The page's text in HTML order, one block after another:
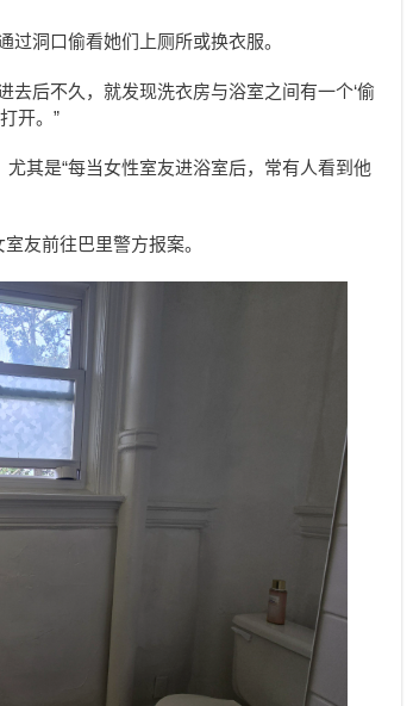
洞口偷看她们上厕所或换衣服。
去后不久，就发现洗衣房与浴室之间有一个‘偷
开。 ”
其是“每当女性室友进浴室后，常有人看到他
友前往巴里警方报案。